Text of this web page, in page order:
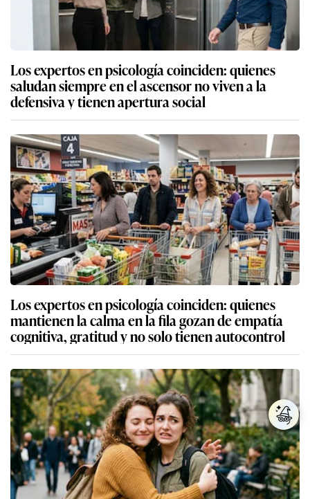
Los expertos en psicología coinciden: quienes
saludan siempre en el ascensor no viven a la
defensiva y tienen apertura social
Los expertos en psicología coinciden: quienes
mantienen la calma en la fila gozan de empatía
cognitiva, gratitud y no solo tienen autocontrol